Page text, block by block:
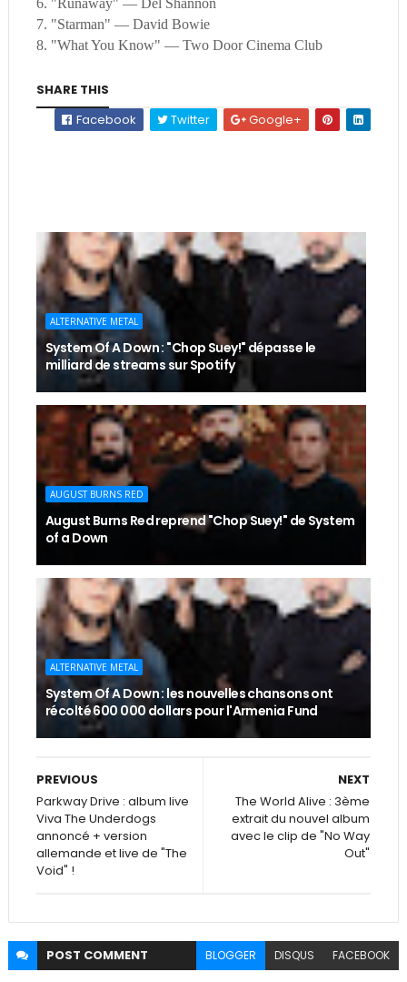
6. "Runaway" — Del Shannon
7. "Starman" — David Bowie
8. "What You Know" — Two Door Cinema Club
SHARE THIS
Facebook
Twitter Google+
ALTERNATIVE METAL
System Of A Down : "Chop Suey!" dépasse le
milliard de streams sur Spotify
AUGUST BURNS RED
August Burns Red reprend "Chop Suey!" de System
of a Down
ALTERNATIVE METAL
System Of A Down : les nouvelles chansons ont
récolté 600 000 dollars pour l'Armenia Fund
NEXT
The World Alive : 3ème
extrait du nouvel album
avec le clip de "No Way
Out"
PREVIOUS
Parkway Drive : album live
Viva The Underdogs
annoncé + version
allemande et live de "The
Void" !
POST COMMENT BLOGGER DISQUS FACEBOOK